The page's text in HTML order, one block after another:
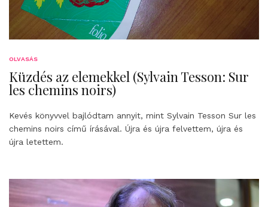
OLVASÁS
Küzdés az elemekkel (Sylvain Tesson: Sur
les chemins noirs)
Kevés könyvvel bajlódtam annyit, mint Sylvain Tesson Sur les
chemins noirs című írásával. Újra és újra felvettem, újra és
újra letettem.